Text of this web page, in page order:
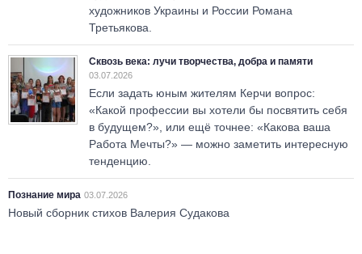
художников Украины и России Романа
Третьякова.
Сквозь века: лучи творчества, добра и памяти
03.07.2026
Если задать юным жителям Керчи вопрос:
«Какой профессии вы хотели бы посвятить себя
в будущем?», или ещё точнее: «Какова ваша
Работа Мечты?» — можно заметить интересную
тенденцию.
Познание мира 03.07.2026
Новый сборник стихов Валерия Судакова